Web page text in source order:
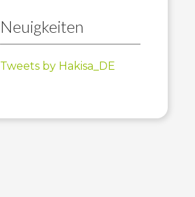
Neuigkeiten
Tweets by Hakisa_DE